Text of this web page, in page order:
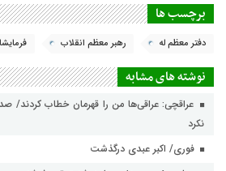
برچسب ها
دفتر معظم له رهبر معظم انقلاب
نوشته های مشابه
عراقچی: عراقی‌ها من را قهرمان خطاب کردند/
نکرد
فوری/ اکبر عبدی درگذشت